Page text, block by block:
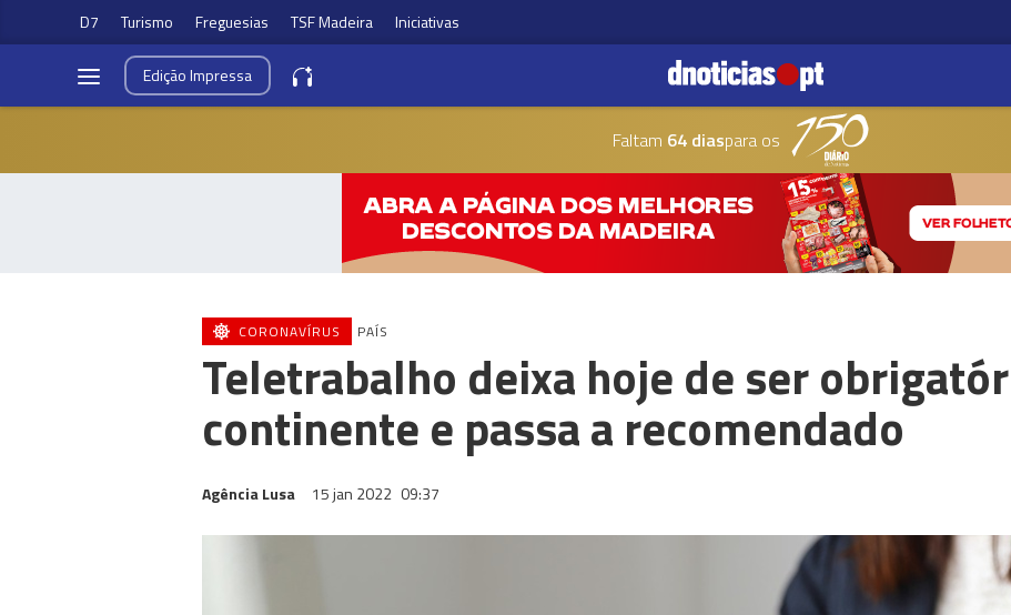
D7 Turismo Freguesias TSF Madeira Iniciativas
EdiçãoImpressa
Faltam 64 diaspara os
CORONAVÍRUS PAÍS
Teletrabalho deixa hoje de ser
continente e passa a recomendado
Agência Lusa 15 jan 2022 09:37